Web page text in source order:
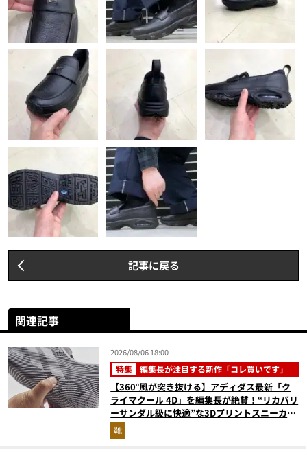
記事に戻る
関連記事
2026/08/06 18:00
特集 編集長が注目する新作「コレ買いです」
【360°風が突き抜ける】アディダス最新「ク
ライマクール 4D」を編集長が絶賛！“リカバリ
ーサンダル級に快適”な3Dプリントスニーカー
『コレ買いです』Vol.173
靴